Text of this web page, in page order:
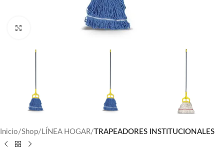
Inicio Shop LÍNEA HOGAR TRAPEADORES INSTITUCIONALES